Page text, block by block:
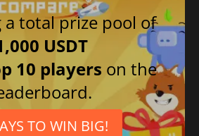
a total prize pool of
USDT
10 players on the
TO WIN BIG!